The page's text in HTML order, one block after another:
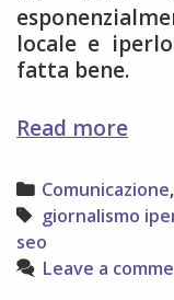
locale e
fatta bene.
Read more
e
la
Categories
Comunicazione,
Tags
giornalismo
seo
Leave a